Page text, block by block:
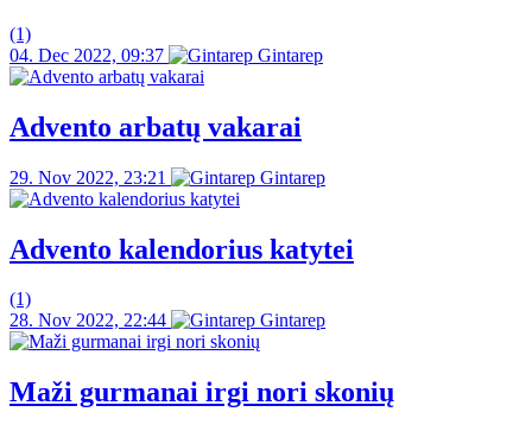
(1)
04. Dec 2022, 09:37
Gintarep
Advento arbatų vakarai
29. Nov 2022, 23:21 Gintarep
Advento kalendorius katytei
(1)
28. Nov 2022, 22:44
Gintarep
Maži gurmanai irgi nori skonių